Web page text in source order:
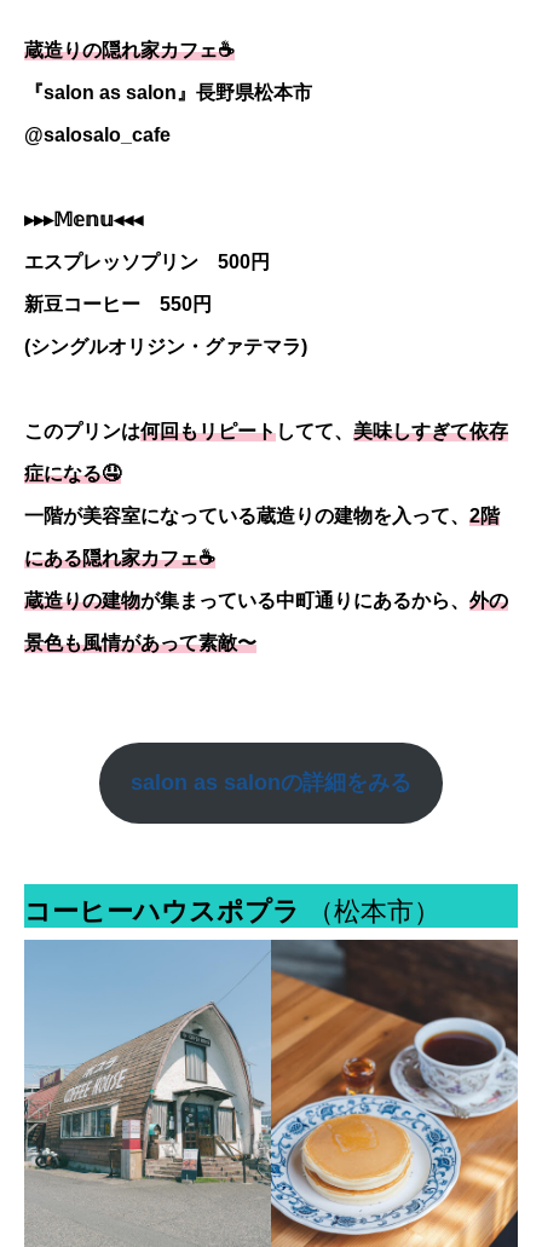
蔵造りの隠れ家カフェ☕️
『salon as salon』長野県松本市
@salosalo_cafe
▸▸▸𝕄𝕖𝕟𝕦◂◂◂
エスプレッソプリン 500円
新豆コーヒー 550円
(シングルオリジン・グァテマラ)
このプリンは何回もリピートしてて、 美味しすぎて依存
症になる🤤
一階が美容室になっている蔵造りの建物を入って、 2階
にある隠れ家カフェ☕️
蔵造りの建物が集まっている中町通りにあるから、 外の
景色も風情があって素敵〜
salon as salonの詳細をみる
コーヒーハウスポプラ （松本市）